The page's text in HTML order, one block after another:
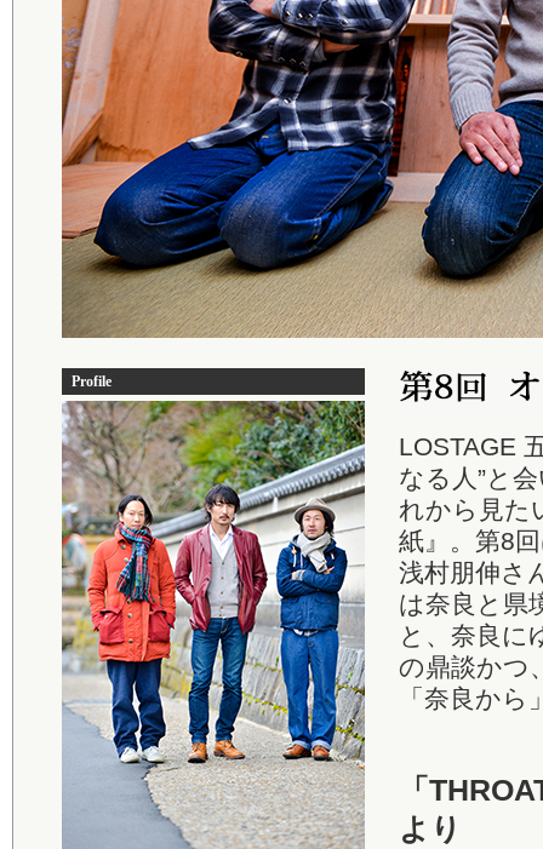
Profile
LOSTAGE
なる人”と
れから見た
紙』。第8
浅村朋伸さ
は奈良と県
と、奈良に
の鼎談かつ
「奈良か
「
より